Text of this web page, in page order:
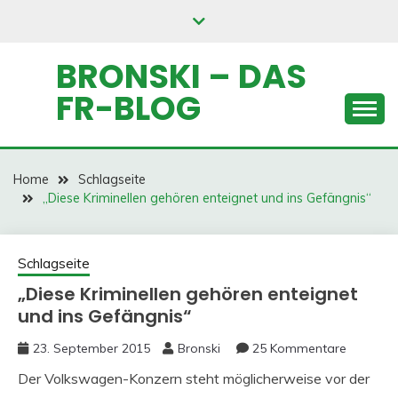
BRONSKI – DAS
FR-BLOG
Home
Schlagseite
„Diese Kriminellen gehören enteignet und ins Gefängnis“
Schlagseite
„Diese Kriminellen gehören enteignet
und ins Gefängnis“
23. September 2015 Bronski 25 Kommentare
Der Volkswagen-Konzern steht möglicherweise vor der